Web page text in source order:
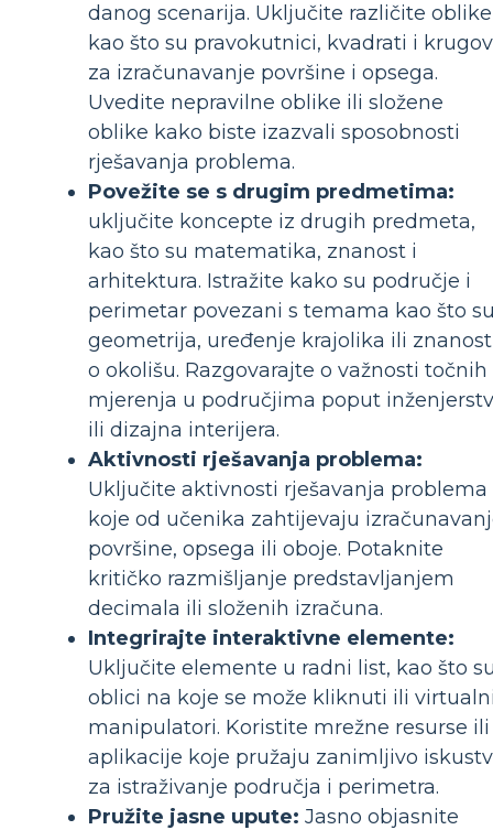
danog scenarija. Uključite različite oblike
kao što su pravokutnici, kvadrati i
za izračunavanje površine i opsega.
Uvedite nepravilne oblike ili složene
oblike kako biste izazvali sposobnosti
rješavanja problema.
Povežite se s drugim predmetima:
uključite koncepte iz drugih predmeta,
kao što su matematika, znanost i
arhitektura. Istražite kako su područje i
perimetar povezani s temama kao što
geometrija, uređenje krajolika ili znanost
o okolišu. Razgovarajte o važnosti točnih
mjerenja u područjima poput
ili dizajna interijera.
Aktivnosti rješavanja problema:
Uključite aktivnosti rješavanja problema
koje od učenika zahtijevaju
površine, opsega ili oboje. Potaknite
kritičko razmišljanje predstavljanjem
decimala ili složenih izračuna.
Integrirajte interaktivne elemente:
Uključite elemente u radni list, kao što
oblici na koje se može kliknuti ili
manipulatori. Koristite mrežne resurse ili
aplikacije koje pružaju zanimljivo
za istraživanje područja i perimetra.
Pružite jasne upute: Jasno objasnite